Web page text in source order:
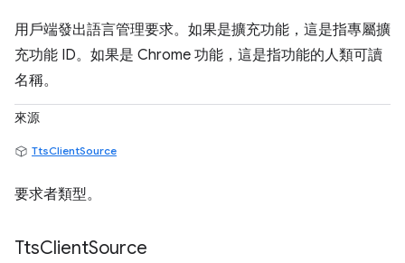
用戶端發出語言管理要求。如果是擴充功能，這是指專屬擴
充功能 ID。如果是 Chrome 功能，這是指功能的人類可讀
名稱。
來源
TtsClientSource
要求者類型。
TtsClientSource